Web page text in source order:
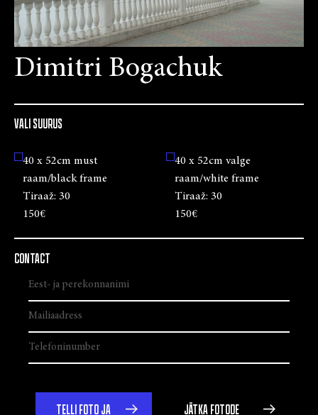
Dimitri Bogachuk
VALI SUURUS
40 x 52cm must
raam/black frame
Tiraaž: 30
150€
40 x 52cm valge
raam/white frame
Tiraaž: 30
150€
CONTACT
TELLI FOTO JA JÄTKA FOTODE